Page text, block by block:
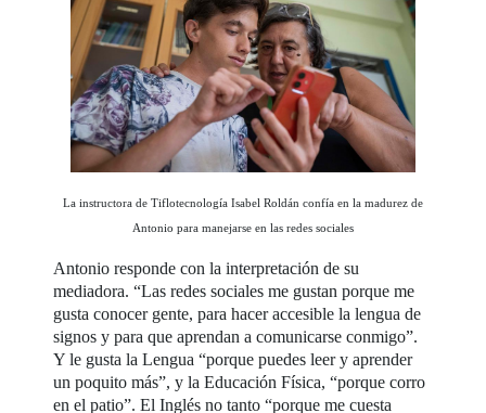
La instructora de Tiflotecnología Isabel Roldán confía en la madurez de
Antonio para manejarse en las redes sociales
Antonio responde con la interpretación de su
mediadora. “Las redes sociales me gustan porque me
gusta conocer gente, para hacer accesible la lengua de
signos y para que aprendan a comunicarse conmigo”.
Y le gusta la Lengua “porque puedes leer y aprender
un poquito más”, y la Educación Física, “porque corro
en el patio”. El Inglés no tanto “porque me cuesta